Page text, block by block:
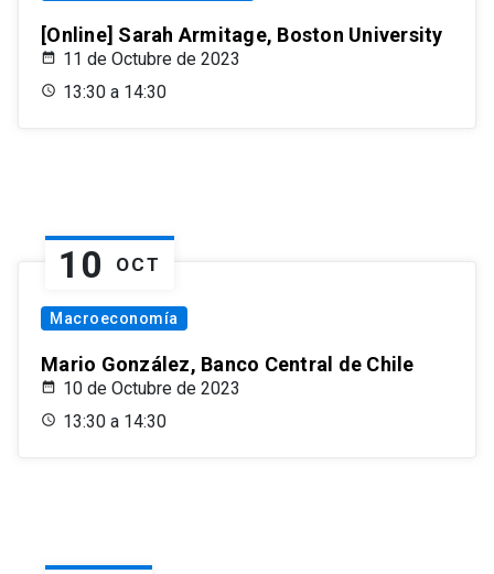
[Online] Sarah Armitage, Boston University
11 de Octubre de 2023
13:30 a 14:30
10 OCT
Macroeconomía
Mario González, Banco Central de Chile
10 de Octubre de 2023
13:30 a 14:30